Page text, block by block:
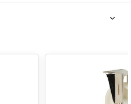
RVS Rollager / Naaldlager